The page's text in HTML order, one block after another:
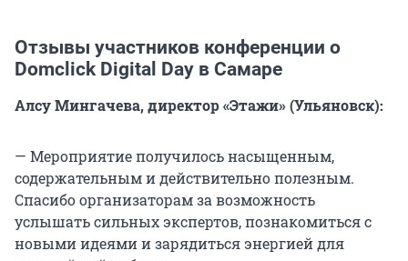
Отзывы участников конференции о
Domclick Digital Day в Самаре
Алсу Мингачева, директор «Этажи» (Ульяновск):
— Мероприятие получилось насыщенным,
содержательным и действительно полезным.
Спасибо организаторам за возможность
услышать сильных экспертов, познакомиться с
новыми идеями и зарядиться энергией для